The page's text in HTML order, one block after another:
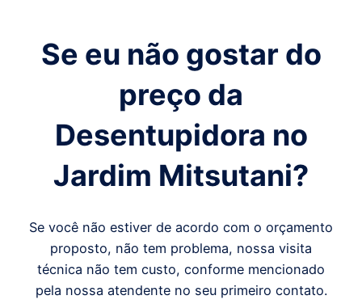
Se eu não gostar do
preço da
Desentupidora no
Jardim Mitsutani?
Se você não estiver de acordo com o orçamento
proposto, não tem problema, nossa visita
técnica não tem custo, conforme mencionado
pela nossa atendente no seu primeiro contato.